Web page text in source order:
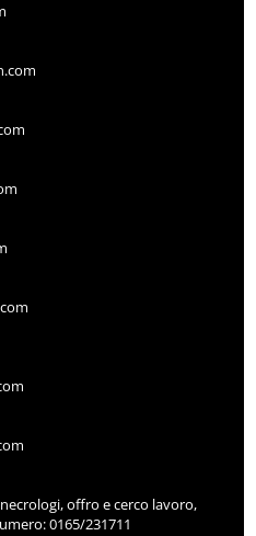
offro e cerco lavoro,
0165/231711